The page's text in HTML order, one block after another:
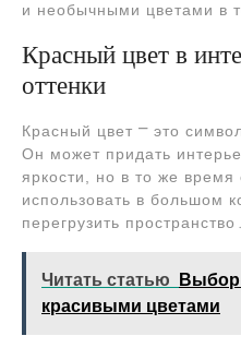
и необычными цветами в
Красный цвет в
оттенки
Красный цвет ⎻ это
Он может придать
яркости, но в то же время
использовать в большом
перегрузить пространство․
Читать статью
Выбор
красивыми цветами